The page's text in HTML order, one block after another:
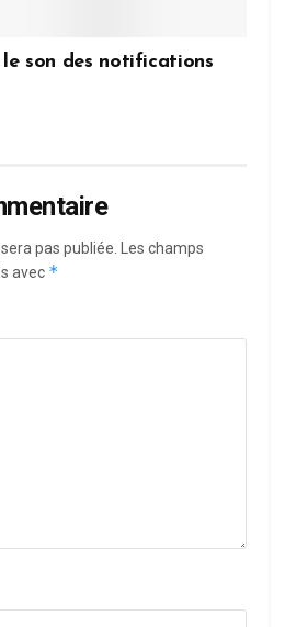
son des notifications
pas publiée. Les champs
avec *